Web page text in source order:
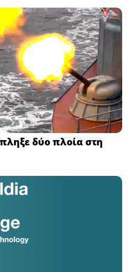
δύο πλοία στη